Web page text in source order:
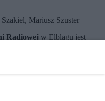
Szakiel, Mariusz Szuster
Radiowej w Elblągu jest